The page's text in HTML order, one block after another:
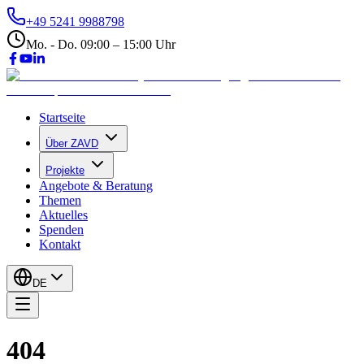
+49 5241 9988798
Mo. - Do. 09:00 – 15:00 Uhr
Startseite
Über ZAVD
Projekte
Angebote & Beratung
Themen
Aktuelles
Spenden
Kontakt
DE
404